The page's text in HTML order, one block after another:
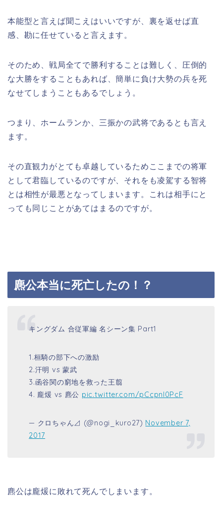
本能型と言えば聞こえはいいですが、裏を返せば直
感、勘に任せていると言えます。
そのため、戦局全てで勝利することは難しく、圧倒的
な大勝をすることもあれば、簡単に負け大勢の兵を死
なせてしまうこともあるでしょう。
つまり、ホームランか、三振かの武将であるとも言え
ます。
その直観力がとても卓越しているためここまでの将軍
として君臨しているのですが、それをも凌駕する智将
とは相性が最悪となってしまいます。これは相手にと
っても同じことがあてはまるのですが。
麃公本当に死亡したの！？
キングダム 合従軍編 名シーン集 Part1
1.桓騎の部下への激励
2.汗明 vs 蒙武
3.函谷関の窮地を救った王翦
4. 龐煖 vs 麃公 pic.twitter.com/pCcpnI0PcF
— クロちゃん⊿ (@nogi_kuro27) November 7,
2017
麃公は龐煖に敗れて死んでしまいます。